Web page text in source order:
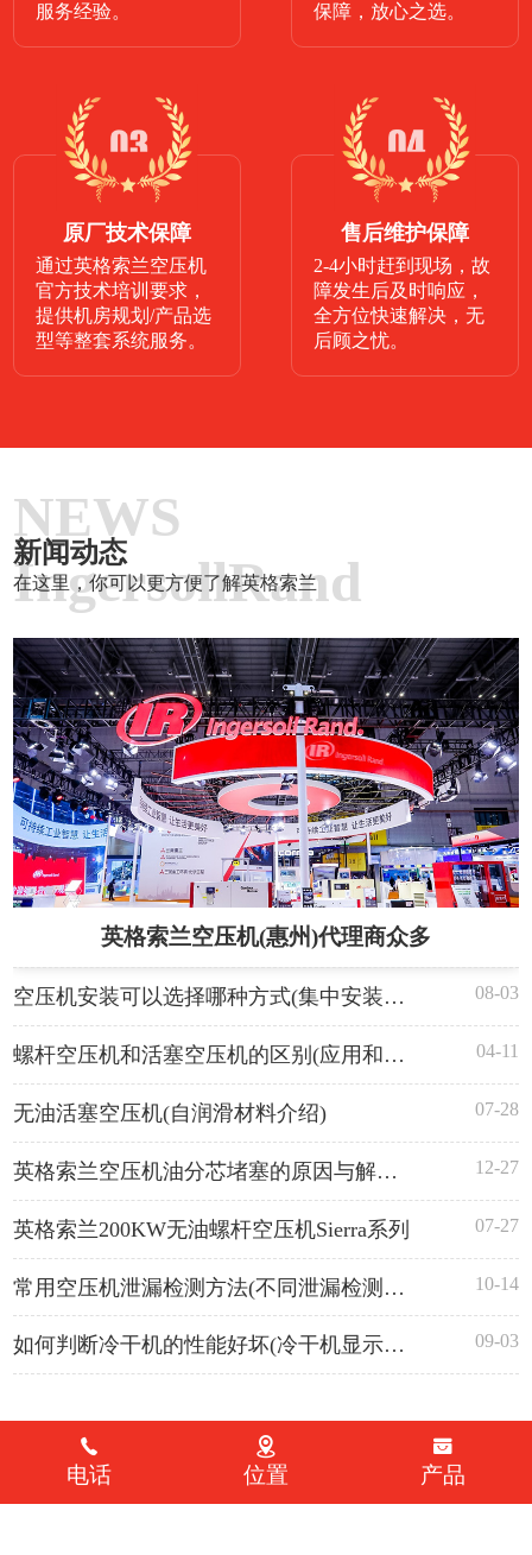
服务经验。
保障，放心之选。
原厂技术保障
通过英格索兰空压机
官方技术培训要求，
提供机房规划/产品选
型等整套系统服务。
售后维护保障
2-4小时赶到现场，故
障发生后及时响应，
全方位快速解决，无
后顾之忧。
NEWS
IngersollRand
新闻动态
在这里，你可以更方便了解英格索兰
英格索兰空压机(惠州)代理商众多
空压机安装可以选择哪种方式(集中安装与分散安装) 08-03
螺杆空压机和活塞空压机的区别(应用和性能) 04-11
无油活塞空压机(自润滑材料介绍) 07-28
英格索兰空压机油分芯堵塞的原因与解决方法(定期更换或维保) 12-27
英格索兰200KW无油螺杆空压机Sierra系列 07-27
常用空压机泄漏检测方法(不同泄漏检测方法的优缺点) 10-14
如何判断冷干机的性能好坏(冷干机显示与排气露点对比) 09-03
电话 位置 产品